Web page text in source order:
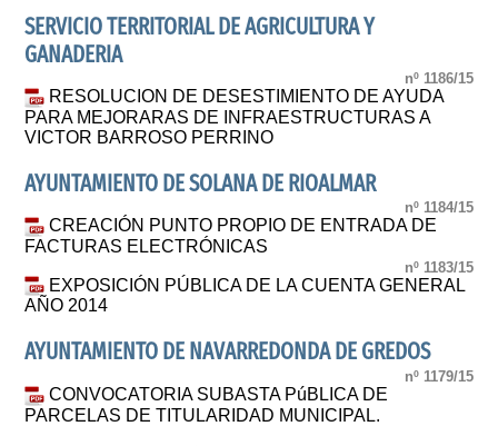
SERVICIO TERRITORIAL DE AGRICULTURA Y
GANADERIA
nº 1186/15
RESOLUCION DE DESESTIMIENTO DE AYUDA
PARA MEJORARAS DE INFRAESTRUCTURAS A
VICTOR BARROSO PERRINO
AYUNTAMIENTO DE SOLANA DE RIOALMAR
nº 1184/15
CREACIÓN PUNTO PROPIO DE ENTRADA DE
FACTURAS ELECTRÓNICAS
nº 1183/15
EXPOSICIÓN PÚBLICA DE LA CUENTA GENERAL
AÑO 2014
AYUNTAMIENTO DE NAVARREDONDA DE GREDOS
nº 1179/15
CONVOCATORIA SUBASTA PúBLICA DE
PARCELAS DE TITULARIDAD MUNICIPAL.